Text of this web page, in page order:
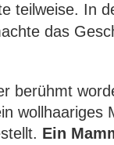
teilweise. In
das
berühmt
wollhaariges
Ein